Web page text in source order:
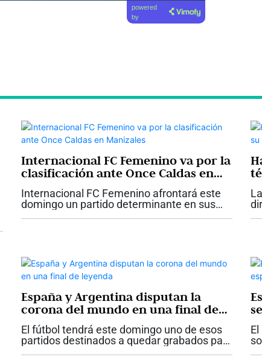
powered
by
Internacional FC Femenino va por la
clasificación ante Once Caldas en
Manizales
Internacional FC Femenino afrontará este
domingo un partido determinante en sus
España y Argentina disputan la
corona del mundo en una final de
leyenda
El fútbol tendrá este domingo uno de esos
partidos destinados a quedar grabados para